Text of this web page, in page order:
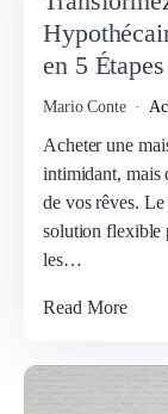
en 5 Étapes
Mario Conte
Acheter une
intimidant, mais
de vos rêves.
solution flexible
les…
Read More